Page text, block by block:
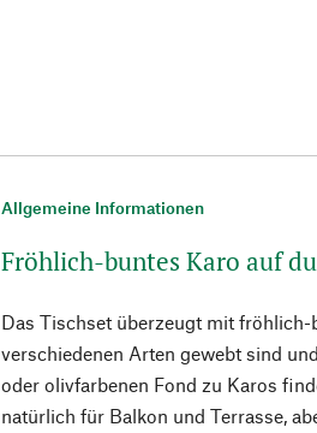
Allgemeine Informationen
Fröhlich-buntes Karo auf
Das Tischset überzeugt mit
verschiedenen Arten gewebt sind
oder olivfarbenen Fond zu Karos
natürlich für Balkon und Terrasse,